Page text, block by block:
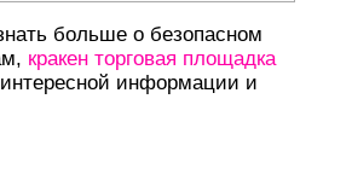
больше о безопасном
кракен торговая площадка
интересной информации и